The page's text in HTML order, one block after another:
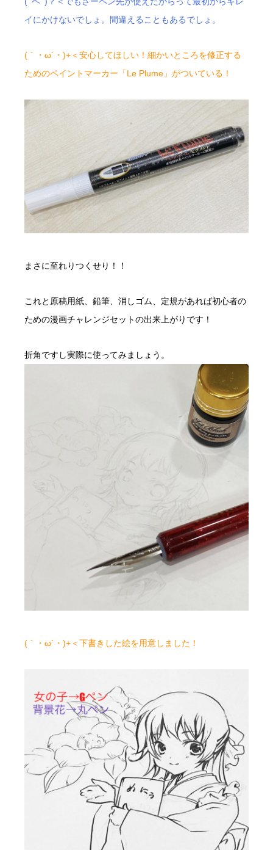
イにかけないでしょ。間違えることもあるでしょ。
(｀・ω´・)+＜安心してほしい！細かいところを修正する
ためのペイントマーカー「Le Plume」がついている！
まさに至れりつくせり！！
これと原稿用紙、鉛筆、消しゴム、定規があれば初心者の
ための漫画チャレンジセットの出来上がりです！
折角ですし実際に使ってみましょう。
(｀・ω´・)+＜下書きした絵を用意しました！